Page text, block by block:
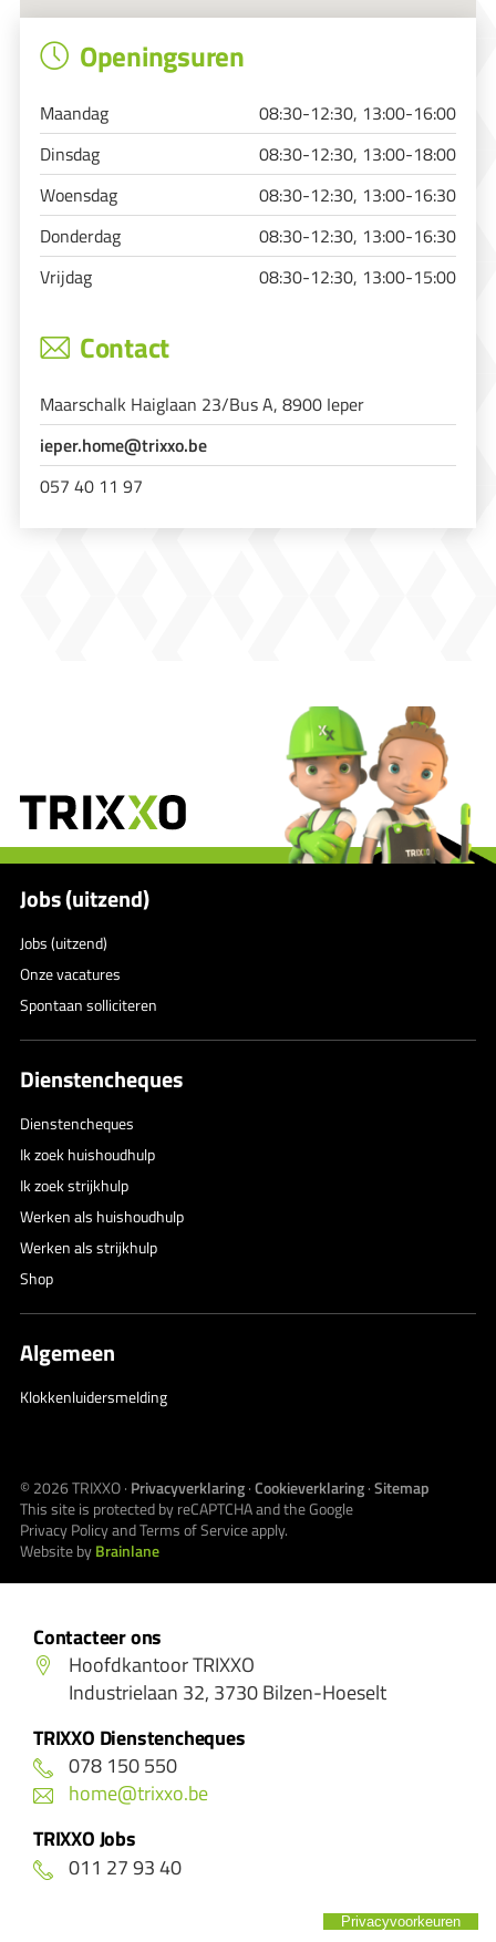
Openingsuren
Maandag
08:30-12:30, 13:00-16:00
Dinsdag
08:30-12:30, 13:00-18:00
Woensdag
08:30-12:30, 13:00-16:30
Donderdag
08:30-12:30, 13:00-16:30
Vrijdag
08:30-12:30, 13:00-15:00
Contact
Maarschalk Haiglaan 23/Bus A, 8900 Ieper
ieper.home@trixxo.be
057 40 11 97
Contacteer ons
Hoofdkantoor TRIXXO
Industrielaan 32, 3730 Bilzen-Hoeselt
TRIXXO Dienstencheques
078 150 550
home@trixxo.be
TRIXXO Jobs
011 27 93 40
Jobs (uitzend)
Jobs (uitzend)
Onze vacatures
Spontaan solliciteren
Dienstencheques
Dienstencheques
Ik zoek huishoudhulp
Ik zoek strijkhulp
Werken als huishoudhulp
Werken als strijkhulp
Shop
Algemeen
Klokkenluidersmelding
© 2026TRIXXO· Privacyverklaring·Cookieverklaring·Sitemap
This site is protected by reCAPTCHA and the Google
Privacy PolicyandTerms of Serviceapply.
Website byBrainlane